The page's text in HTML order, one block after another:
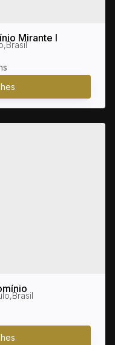
Mirante I
,Brasil
,Brasil